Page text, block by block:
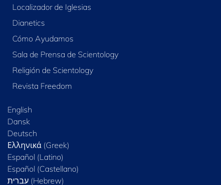
Localizador de Iglesias
Dianetics
Cómo Ayudamos
Sala de Prensa de Scientology
Religión de Scientology
Revista Freedom
English
Dansk
Deutsch
Ελληνικά (Greek)
Español (Latino)
Español (Castellano)